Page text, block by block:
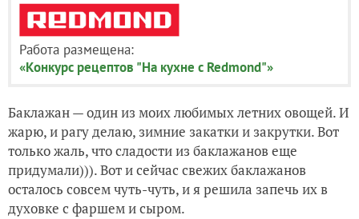
Работа размещена:
«Конкурс рецептов "На кухне с Redmond"»
Баклажан — один из моих любимых летних овощей. И
жарю, и рагу делаю, зимние закатки и закрутки. Вот
только жаль, что сладости из баклажанов еще
придумали))). Вот и сейчас свежих баклажанов
осталось совсем чуть-чуть, и я решила запечь их в
духовке с фаршем и сыром.